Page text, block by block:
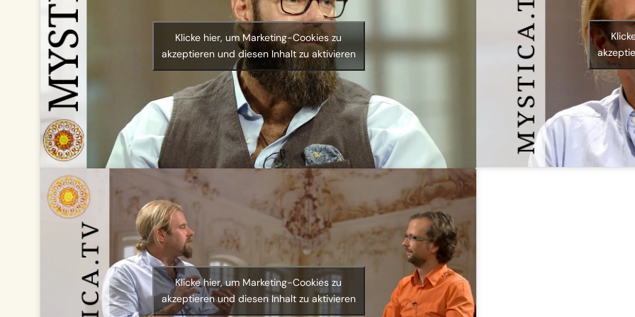
Klicke hier, um Marketing-Cookies zu
akzeptieren und diesen Inhalt zu aktivieren
Klicke hier, um Marketing-Cookies zu
akzeptieren und diesen Inhalt zu aktivieren